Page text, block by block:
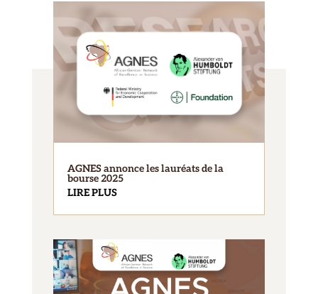
AGNES annonce les lauréats de la
bourse 2025
LIRE PLUS